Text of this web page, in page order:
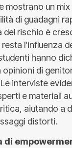
mostrano un
di guadagni
rischio è
l’influenza
hanno
opinioni di
interviste
e materiali
aiutando a
distorti.
di